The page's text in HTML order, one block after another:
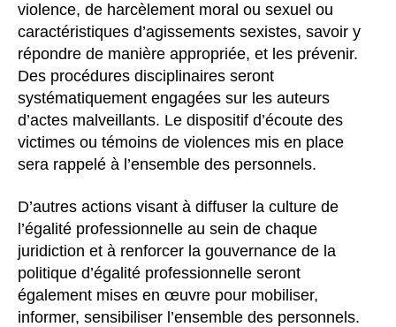
violence, de harcèlement moral ou sexuel ou
caractéristiques d’agissements sexistes, savoir y
répondre de manière appropriée, et les prévenir.
Des procédures disciplinaires seront
systématiquement engagées sur les auteurs
d’actes malveillants. Le dispositif d’écoute des
victimes ou témoins de violences mis en place
sera rappelé à l’ensemble des personnels.
D’autres actions visant à diffuser la culture de
l’égalité professionnelle au sein de chaque
juridiction et à renforcer la gouvernance de la
politique d’égalité professionnelle seront
également mises en œuvre pour mobiliser,
informer, sensibiliser l’ensemble des personnels.